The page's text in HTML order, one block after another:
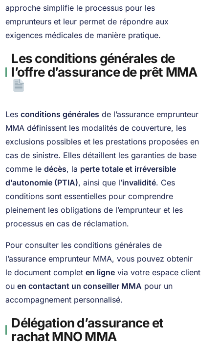
approche simplifie le processus pour les
emprunteurs et leur permet de répondre aux
exigences médicales de manière pratique.
Les conditions générales de
l’offre d’assurance de prêt MMA
Lesconditions générales de l’assurance emprunteur
MMA définissent les modalités de couverture, les
exclusions possibles et les prestations proposées en
cas de sinistre. Elles détaillent les garanties de base
comme ledécès, la perte totale et irréversible
d’autonomie (PTIA), ainsi que l’invalidité. Ces
conditions sont essentielles pour comprendre
pleinement les obligations de l’emprunteur et les
processus en cas de réclamation.
Pour consulter les conditions générales de
l’assurance emprunteur MMA, vous pouvez obtenir
le document completen ligne via votre espace client
ouen contactant un conseiller MMA pour un
accompagnement personnalisé.
Délégation d’assurance et
rachat MNO MMA